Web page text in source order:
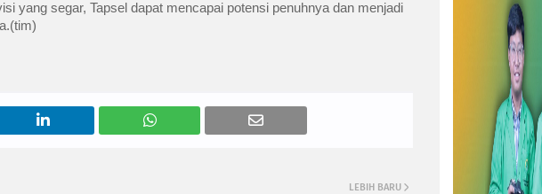
yang segar, Tapsel dapat mencapai potensi penuhnya dan menjadi
LEBIH BARU